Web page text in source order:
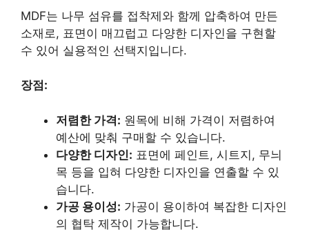
MDF는 나무 섬유를 접착제와 함께 압축하여 만든
소재로, 표면이 매끄럽고 다양한 디자인을 구현할
수 있어 실용적인 선택지입니다.
장점:
저렴한 가격: 원목에 비해 가격이 저렴하여
예산에 맞춰 구매할 수 있습니다.
다양한 디자인: 표면에 페인트, 시트지, 무늬
목 등을 입혀 다양한 디자인을 연출할 수 있
습니다.
가공 용이성: 가공이 용이하여 복잡한 디자인
의 협탁 제작이 가능합니다.